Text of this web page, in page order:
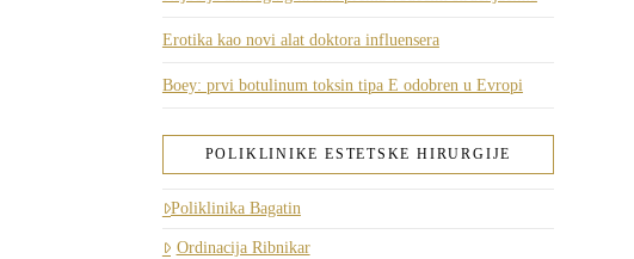
Erotika kao novi alat doktora influensera
Boey: prvi botulinum toksin tipa E odobren u Evropi
POLIKLINIKE ESTETSKE HIRURGIJE
Poliklinika Bagatin
Ordinacija Ribnikar